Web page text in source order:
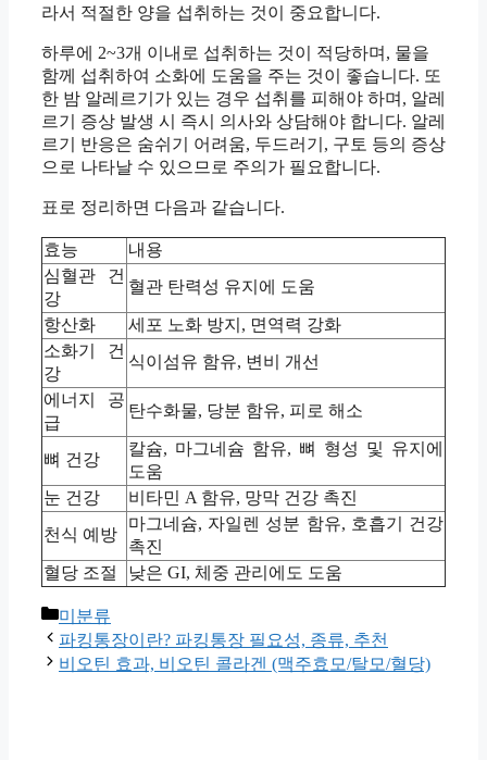
라서 적절한 양을 섭취하는 것이 중요합니다.
하루에 2~3개 이내로 섭취하는 것이 적당하며, 물을
함께 섭취하여 소화에 도움을 주는 것이 좋습니다. 또
한 밤 알레르기가 있는 경우 섭취를 피해야 하며, 알레
르기 증상 발생 시 즉시 의사와 상담해야 합니다. 알레
르기 반응은 숨쉬기 어려움, 두드러기, 구토 등의 증상
으로 나타날 수 있으므로 주의가 필요합니다.
표로 정리하면 다음과 같습니다.
효능
내용
심혈관 건
강
혈관 탄력성 유지에 도움
항산화
세포 노화 방지, 면역력 강화
소화기 건
강
식이섬유 함유, 변비 개선
에너지 공
급
탄수화물, 당분 함유, 피로 해소
뼈 건강
칼슘, 마그네슘 함유, 뼈 형성 및 유지에
도움
눈 건강
비타민 A 함유, 망막 건강 촉진
천식 예방
마그네슘, 자일렌 성분 함유, 호흡기 건강
촉진
혈당 조절
낮은 GI, 체중 관리에도 도움
Categories
미분류
파킹통장이란? 파킹통장 필요성, 종류, 추천
비오틴 효과, 비오틴 콜라겐 (맥주효모/탈모/혈당)